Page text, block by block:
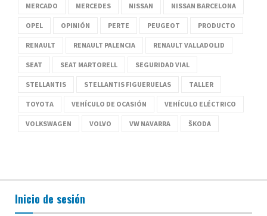
MERCADO MERCEDES NISSAN NISSAN BARCELONA
OPEL OPINIÓN PERTE PEUGEOT PRODUCTO
RENAULT RENAULT PALENCIA RENAULT VALLADOLID
SEAT SEAT MARTORELL SEGURIDAD VIAL
STELLANTIS STELLANTIS FIGUERUELAS TALLER
TOYOTA VEHÍCULO DE OCASIÓN VEHÍCULO ELÉCTRICO
VOLKSWAGEN VOLVO VW NAVARRA ŠKODA
Inicio de sesión